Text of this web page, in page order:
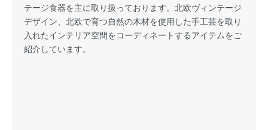
テージ食器を主に取り扱っております。北欧ヴィンテージ
デザイン、北欧で育つ自然の木材を使用した手工芸を取り
入れたインテリア空間をコーディネートするアイテムをご
紹介しています。